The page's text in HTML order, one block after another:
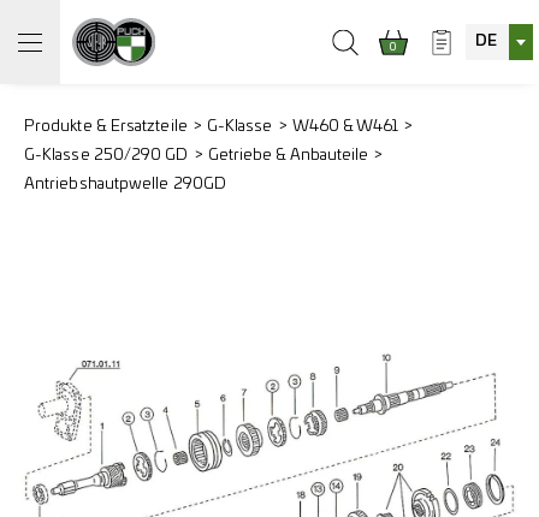
0 DE
Produkte & Ersatzteile G-Klasse
W460 & W461
G-Klasse 250/290 GD
Getriebe & Anbauteile
Antriebshautpwelle 290GD